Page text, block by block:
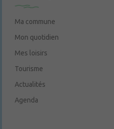
Ma commune
Mon quotidien
Mes loisirs
Tourisme
Actualités
Agenda